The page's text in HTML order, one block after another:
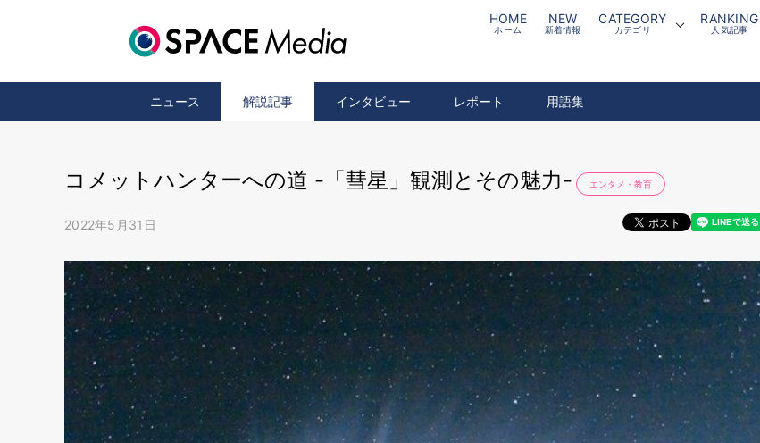
HOME
ホーム
NEW
新着情報
CATEGORY
カテゴリ
RANKING
人気記事
ニュース 解説記事 インタビュー レポート 用語集
コメットハンターへの道 -「彗星」観測とその魅力- エンタメ・教育
2022年5月31日